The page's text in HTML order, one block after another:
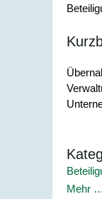
Mehr …